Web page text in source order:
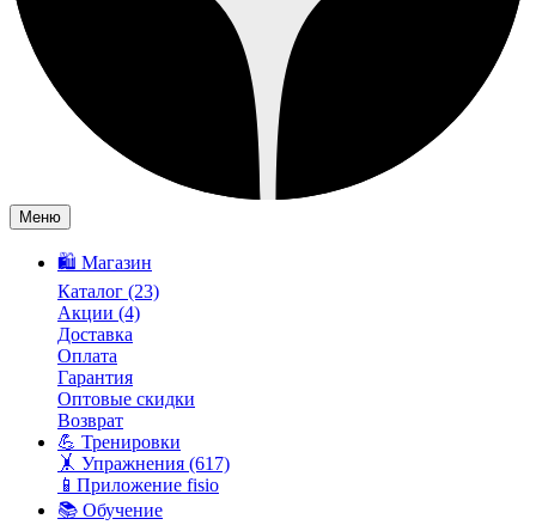
Меню
🛍️ Магазин
Каталог (23)
Акции (4)
Доставка
Оплата
Гарантия
Оптовые скидки
Возврат
💪 Тренировки
🤸 Упражнения (617)
📱Приложение fisio
📚 Обучение